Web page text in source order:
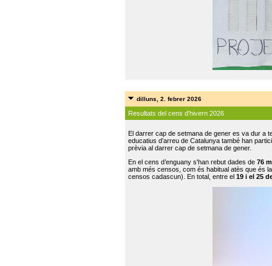
dilluns, 2. febrer 2026
Resultats del cens d'hivern 2026
El darrer cap de setmana de gener es va dur a
educatius d’arreu de Catalunya també han
prèvia al darrer cap de setmana de gener.
En el cens d’enguany s'han rebut dades de 76
amb més censos, com és habitual atès que és
censos cadascun). En total, entre el 19 i el 25